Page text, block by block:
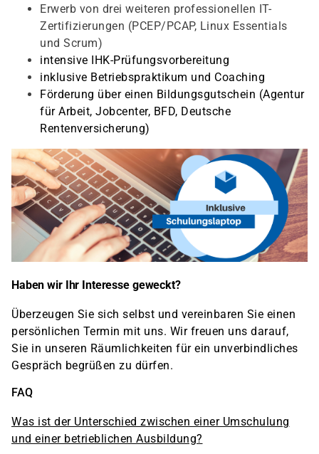
Erwerb von drei weiteren professionellen IT-
Zertifizierungen (PCEP/PCAP, Linux Essentials
und Scrum)
intensive IHK-Prüfungsvorbereitung
inklusive Betriebspraktikum und Coaching
Förderung über einen Bildungsgutschein (Agentur
für Arbeit, Jobcenter, BFD, Deutsche
Rentenversicherung)
Haben wir Ihr Interesse geweckt?
Überzeugen Sie sich selbst und vereinbaren Sie einen
persönlichen Termin mit uns. Wir freuen uns darauf,
Sie in unseren Räumlichkeiten für ein unverbindliches
Gespräch begrüßen zu dürfen.
FAQ
Was ist der Unterschied zwischen einer Umschulung
und einer betrieblichen Ausbildung?